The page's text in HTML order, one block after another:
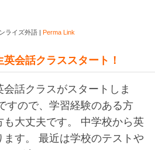
ライズ外語 | Perma Link
会話クラススタート！
話クラスがスタートしま
すので、学習経験のある方
も大丈夫です。 中学校から英
す。 最近は学校のテストや